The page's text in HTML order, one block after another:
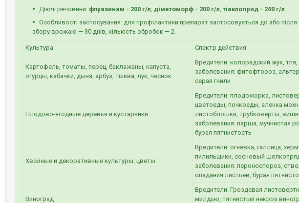
Діючі речовини: флуазинам - 200 г/л діметоморф - 200 г/л ,тіаклоприд - 240 г/л
Особливості застосування: для профілактики препарат застосовується до або
збору врожаю — 30 днів, кількість обробок — 2.
Культура Спектр действия
Картофель, томаты, перец, баклажаны, капуста,
огурцы, кабачки, дыня, арбуз, тыква, лук, чеснок
Вредители: колорадский жук,
заболевания: фитофтороз,
серая гнили
Плодово-ягодные деревья и кустарники
Вредители: плодожорка,
цветоеды, почкоеды, аленка
листоблошки, трубковерты,
заболевания: парша, мучнистая
бурая пятнистость
Хвойные и декоративные культуры, цветы
Вредители: огневка, галлица,
пилильщики, сосновый
заболевания: пероноспороз,
опадания листьев, бурая
Виноград
Вредители: Гроздевая
милдью, пятнистый некроз